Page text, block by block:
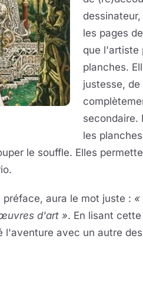
les pages
que l'artiste
planches.
justesse,
secondaire.
les
le souffle. Elles
aura le mot juste : «
d'art ». En lisant
l'aventure avec un autre